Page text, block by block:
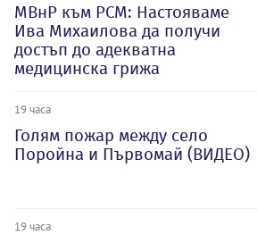
МВнР към РСМ: Настояваме
Ива Михаилова да получи
достъп до адекватна
медицинска грижа
19 часа
Голям пожар между село
Поройна и Първомай (ВИДЕО)
19 часа